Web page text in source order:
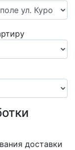
доставки